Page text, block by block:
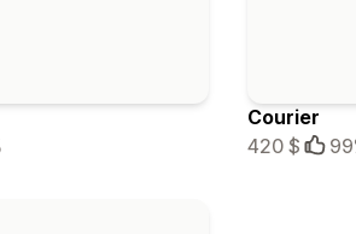
Courier
420 $